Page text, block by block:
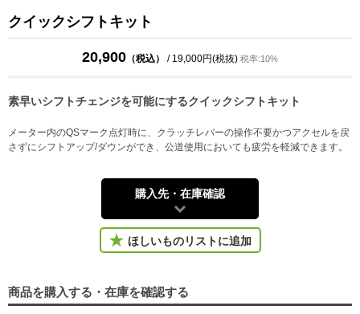
クイックシフトキット
20,900 （税込） / 19,000円(税抜) 税率:10%
素早いシフトチェンジを可能にするクイックシフトキット
メーター内のQSマーク点灯時に、クラッチレバーの操作不要かつアクセルを戻
さずにシフトアップ/ダウンができ、公道使用においても疲労を軽減できます。
購入先・在庫確認
ほしいものリストに追加
商品を購入する・在庫を確認する